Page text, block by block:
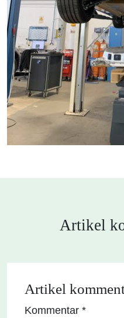
Artikel
Artikel
Kommentar *